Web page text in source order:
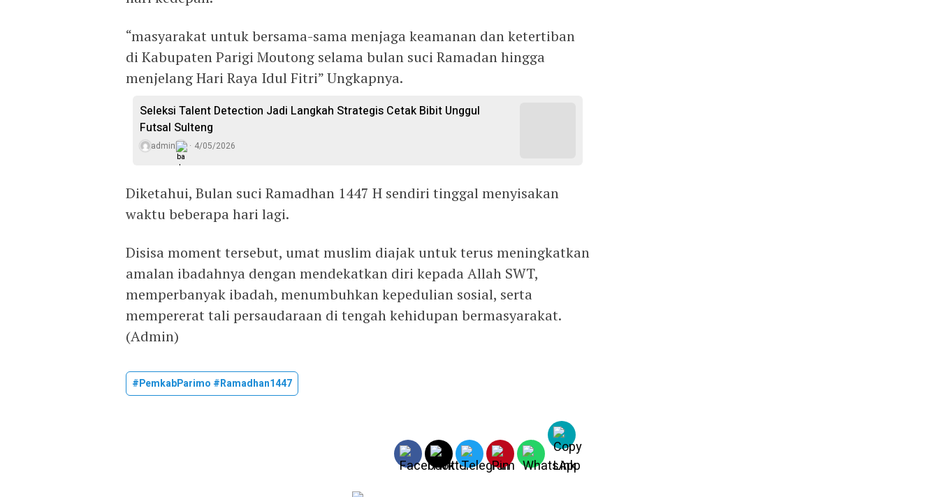
“masyarakat untuk bersama-sama menjaga keamanan dan ketertiban
di Kabupaten Parigi Moutong selama bulan suci Ramadan hingga
menjelang Hari Raya Idul Fitri” Ungkapnya.
Seleksi Talent Detection Jadi Langkah Strategis Cetak Bibit Unggul
Futsal Sulteng
admin 4/05/2026
Diketahui, Bulan suci Ramadhan 1447 H sendiri tinggal menyisakan
waktu beberapa hari lagi.
Disisa moment tersebut, umat muslim diajak untuk terus meningkatkan
amalan ibadahnya dengan mendekatkan diri kepada Allah SWT,
memperbanyak ibadah, menumbuhkan kepedulian sosial, serta
mempererat tali persaudaraan di tengah kehidupan bermasyarakat.
(Admin)
#pemkabParimo #ramadhan1447